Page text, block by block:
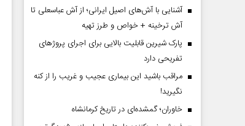
آشنایی با آش‌های اصیل ایرانی؛ از آش عباسعلی تا
آش ترخینه + خواص و طرز تهیه
پارک شیرین قابلیت‌ بالایی برای اجرای پروژهای
تفریحی دارد
مراقب باشید این بیماری عجیب و غریب را از کنه
نگیرید!
خاوران؛ گمشده‌ای در تاریخ کرمانشاه
در برابر
اجتماعی رضا سپهوند - سخنگوی کمیسیون انرژی مجلس